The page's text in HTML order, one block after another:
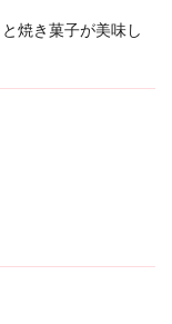
焼き菓子が美味し